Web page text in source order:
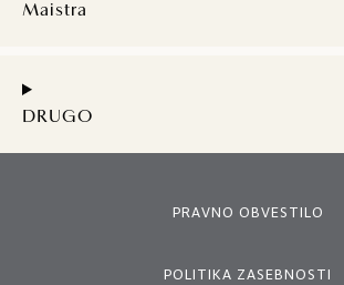
Maistra
DRUGO
PRAVNO OBVESTILO
POLITIKA ZASEBNOSTI